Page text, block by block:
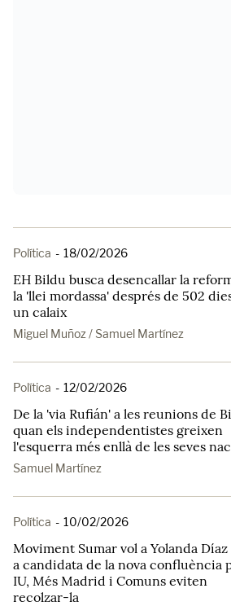
Política - 18/02/2026
EH Bildu busca desencallar la
la 'llei mordassa' després de 502
un calaix
Miguel Muñoz / Samuel Martínez
Política - 12/02/2026
De la 'via Rufián' a les reunions de
quan els independentistes greixen
l'esquerra més enllà de les seves
Samuel Martínez
Política - 10/02/2026
Moviment Sumar vol a Yolanda
a candidata de la nova confluència
IU, Més Madrid i Comuns eviten
recolzar-la